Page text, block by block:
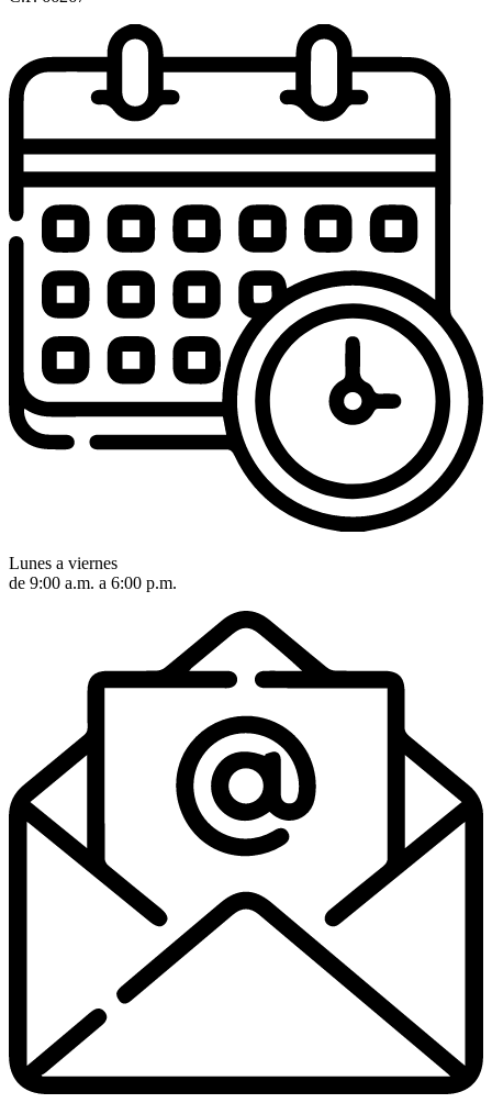
Lunes a viernes
de 9:00 a.m. a 6:00 p.m.